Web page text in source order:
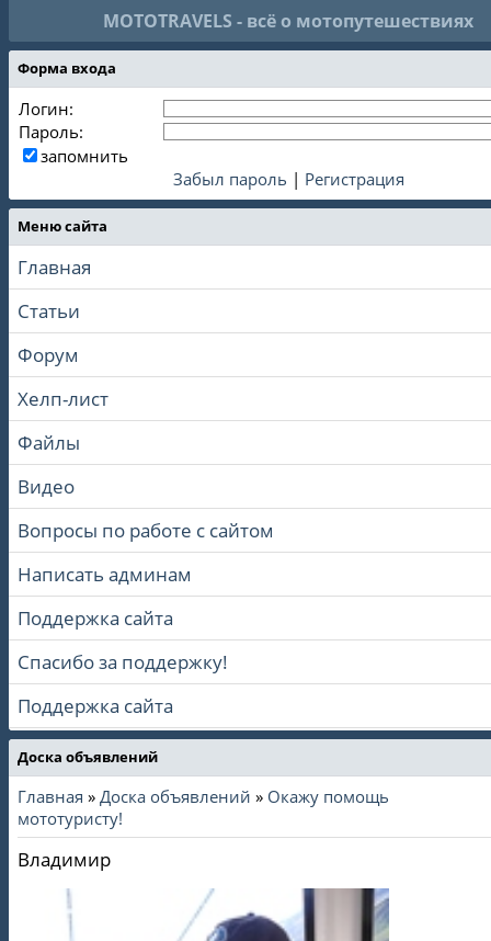
MOTOTRAVELS - всё о мотопутешествиях
Форма входа
Логин:
Пароль:
запомнить
Забыл пароль | Регистрация
Меню сайта
Главная
Статьи
Форум
Хелп-лист
Файлы
Видео
Вопросы по работе с сайтом
Написать админам
Поддержка сайта
Спасибо за поддержку!
Поддержка сайта
Доска объявлений
Главная » Доска объявлений » Окажу помощь
мототуристу!
Владимир